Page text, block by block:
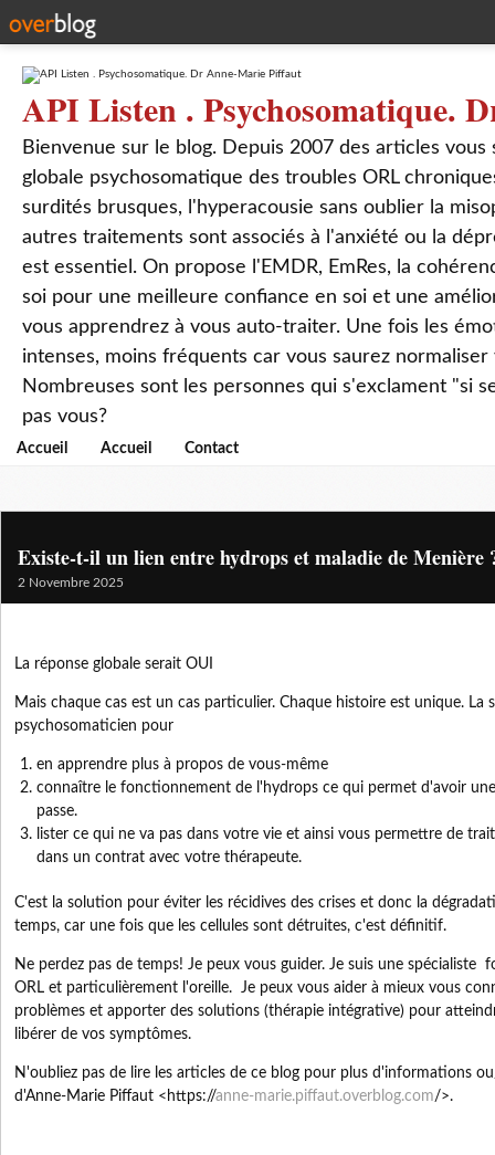
API Listen . Psychosomatique.
Bienvenue sur le blog. Depuis 2007 des articles
globale psychosomatique des troubles ORL
surdités brusques, l'hyperacousie sans oublier la
autres traitements sont associés à l'anxiété ou la
est essentiel. On propose l'EMDR, EmRes, la
soi pour une meilleure confiance en soi et une
vous apprendrez à vous auto-traiter. Une fois les
intenses, moins fréquents car vous saurez
Nombreuses sont les personnes qui s'exclament "si
pas vous?
Accueil Accueil Contact
Existe-t-il un lien entre hydrops et maladie de Menière
2 Novembre 2025
La réponse globale serait OUI
Mais chaque cas est un cas particulier. Chaque histoire est unique.
psychosomaticien pour
en apprendre plus à propos de vous-même
connaître le fonctionnement de l'hydrops ce qui permet d'avoir
passe.
lister ce qui ne va pas dans votre vie et ainsi vous permettre de
dans un contrat avec votre thérapeute.
C'est la solution pour éviter les récidives des crises et donc la
temps, car une fois que les cellules sont détruites, c'est définitif.
Ne perdez pas de temps! Je peux vous guider. Je suis une spécialiste
ORL et particulièrement l'oreille. Je peux vous aider à mieux vous
problèmes et apporter des solutions (thérapie intégrative) pour
libérer de vos symptômes.
N'oubliez pas de lire les articles de ce blog pour plus d'informations
d'Anne-Marie Piffaut <https://anne-marie.piffaut.overblog.com/>.